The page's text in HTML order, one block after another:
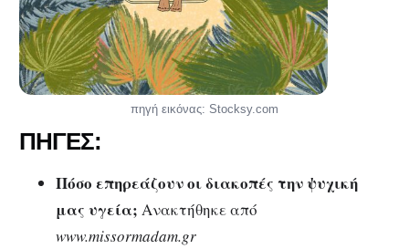
πηγή εικόνας: Stocksy.com
ΠΗΓΕΣ:
Πόσο επηρεάζουν οι διακοπές την ψυχική
μας υγεία; Ανακτήθηκε από
www.missormadam.gr